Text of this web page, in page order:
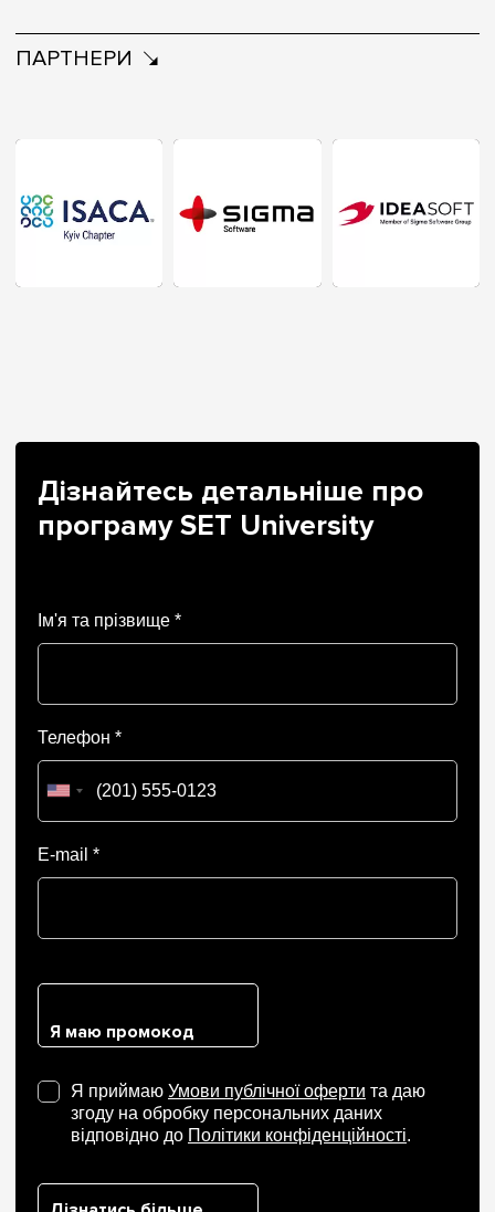
ПАРТНЕРИ
Дізнайтесь детальніше про
програму SET University
Ім'я та прізвище *
Телефон *
E-mail *
Я маю промокод
Я приймаю Умови публічної оферти та даю
згоду на обробку персональних даних
відповідно до Політики конфіденційності.